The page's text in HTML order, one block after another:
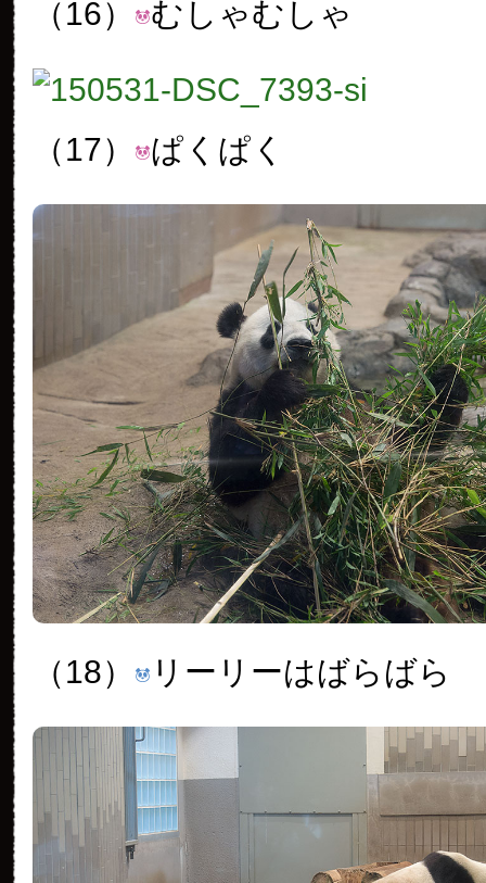
（16） むしゃむしゃ
（17） ぱくぱく
（18） リーリーはばらばら